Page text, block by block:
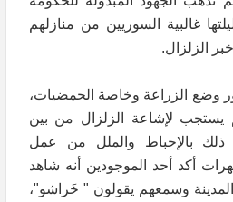
غالبية السوريين من منازلهم
الزلزال.
وضع الزراعة وخاصة الحمضيات،
يستجب لإشاعة الزلزال من بين
ذلك بالإحباط والملل من عمل
أكد أحد الموجودين أنه شاهد
وسمعهم يقولون " خَراشو"،